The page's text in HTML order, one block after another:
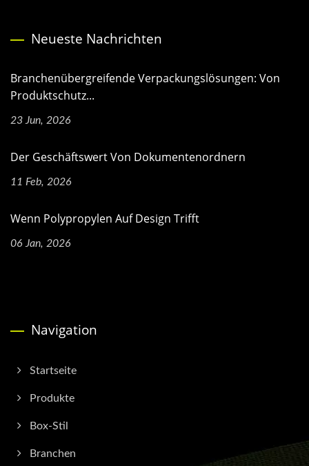
Neueste Nachrichten
Branchenübergreifende Verpackungslösungen: Von
Produktschutz...
23 Jun, 2026
Der Geschäftswert Von Dokumentenordnern
11 Feb, 2026
Wenn Polypropylen Auf Design Trifft
06 Jan, 2026
Navigation
Startseite
Produkte
Box-Stil
Branchen